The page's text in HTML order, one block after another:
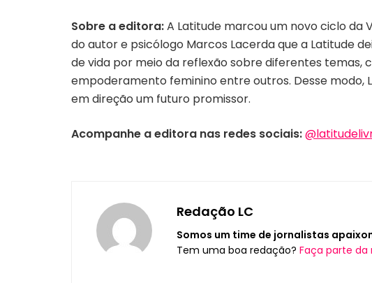
Sobre a editora:A Latitude marcou um novo ciclo da
do autor e psicólogo Marcos Lacerda que a Latitude
de vida por meio da reflexão sobre diferentes temas,
empoderamento feminino entre outros. Desse
em direção um futuro promissor.
Acompanhe a editora nas redes sociais:
Redação LC
Somos um time de jornalistas
Tem uma boa redação? Faça parte da